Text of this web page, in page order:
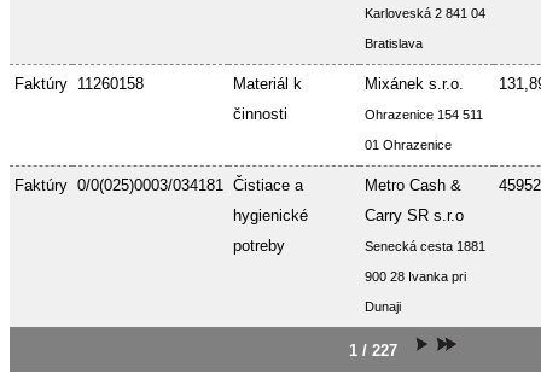
Karloveská 2 841 04
Bratislava
Faktúry 11260158
Materiál k
činnosti
Mixánek s.r.o.
Ohrazenice 154 511
01 Ohrazenice
Faktúry 0/0(025)0003/034181 Čistiace a
hygienické
potreby
Metro Cash &
Carry SR s.r.o
Senecká cesta 1881
900 28 Ivanka pri
Dunaji
1 / 227